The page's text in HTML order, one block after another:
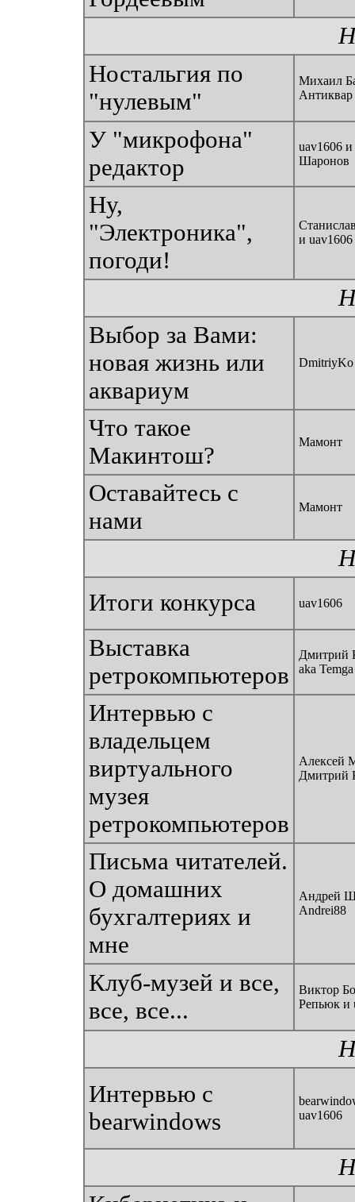
Ностальгия по
"нулевым"
Михаил
Антиквар
У "микрофона"
редактор
uav1606
Шаронов
Ну,
"Электроника",
погоди!
и uav1606
Выбор за Вами:
новая жизнь или
аквариум
DmitriyKo
Что такое
Макинтош?
Мамонт
Оставайтесь с
нами
Мамонт
Итоги конкурса
uav1606
Выставка
ретрокомпьютеров
Дмитрий
aka Temga
Интервью с
владельцем
виртуального
музея
ретрокомпьютеров
Алексей
Дмитрий
Письма читателей.
О домашних
бухгалтериях и
мне
Андрей
Andrei88
Клуб-музей и все,
все, все...
Виктор
Репьюк и
Интервью с
bearwindows
uav1606